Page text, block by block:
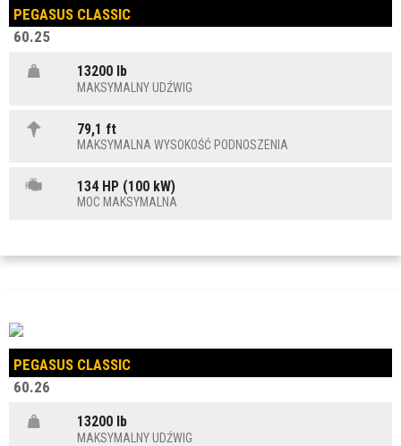
PEGASUS CLASSIC
60.25
13200 lb
MAKSYMALNY UDŹWIG
79,1 ft
MAKSYMALNA WYSOKOŚĆ PODNOSZENIA
134 HP (100 kW)
MOC MAKSYMALNA
PEGASUS CLASSIC
60.26
13200 lb
MAKSYMALNY UDŹWIG